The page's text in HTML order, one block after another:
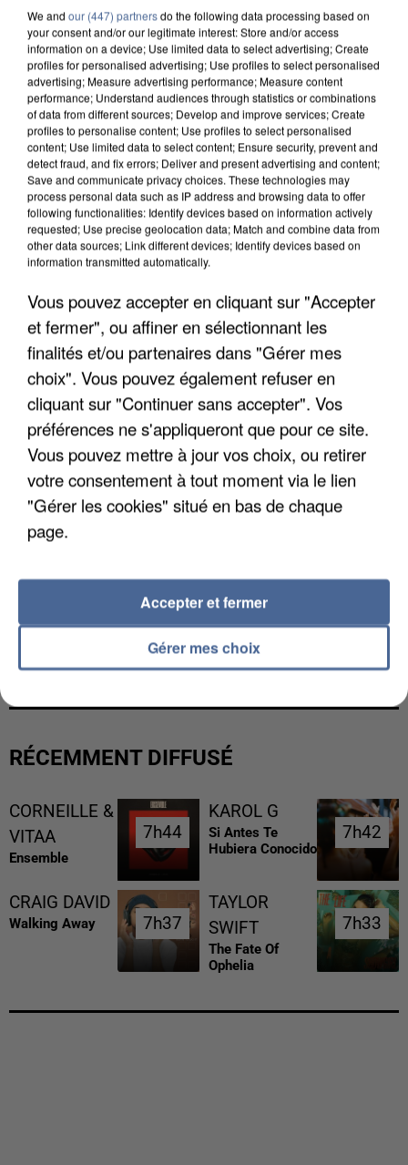
DE FAUNE SAUVAGE SONT...
L’UN DES FONDATEURS SUPPOSÉS DE LA DZ
MAFIA INTERPELLÉ EN ALGÉRIE
RÉCEMMENT DIFFUSÉ
CORNEILLE &
VITAA
Ensemble
7h44
7h44
KAROL G
Si Antes Te
Hubiera Conocido
7h42
7h42
CRAIG DAVID
Walking Away 7h37
7h37
TAYLOR
SWIFT
The Fate Of
Ophelia
7h33
7h33
We and our (447) partnersdo the following data processing based on
your consent and/or our legitimate interest: Store and/or access
information on a device; Use limited data to select advertising; Create
profiles for personalised advertising; Use profiles to select personalised
advertising; Measure advertising performance; Measure content
performance; Understand audiences through statistics or combinations
of data from different sources; Develop and improve services; Create
profiles to personalise content; Use profiles to select personalised
content; Use limited data to select content; Ensure security, prevent and
detect fraud, and fix errors; Deliver and present advertising and content;
Save and communicate privacy choices. These technologies may
process personal data such as IP address and browsing data to offer
following functionalities: Identify devices based on information actively
requested; Use precise geolocation data; Match and combine data from
other data sources; Link different devices; Identify devices based on
information transmitted automatically.
Vous pouvez accepter en cliquant sur "Accepter
et fermer", ou affiner en sélectionnant les
finalités et/ou partenaires dans "Gérer mes
choix". Vous pouvez également refuser en
cliquant sur "Continuer sans accepter". Vos
préférences ne s'appliqueront que pour ce site.
Vous pouvez mettre à jour vos choix, ou retirer
votre consentement à tout moment via le lien
"Gérer les cookies" situé en bas de chaque
page.
Gérer mes choix
Accepter et fermer